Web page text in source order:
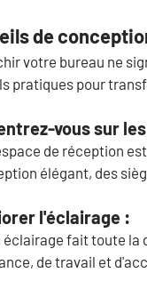
de
votre bureau ne
pratiques pour
vous sur
de réception
élégant, des
l'éclairage :
éclairage fait toute la
de travail et